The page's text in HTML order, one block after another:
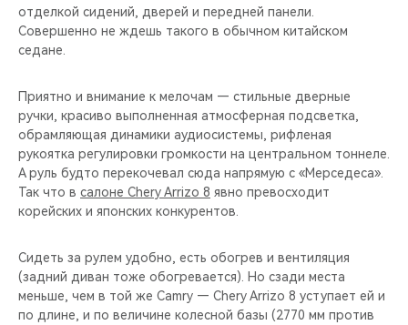
отделкой сидений, дверей и передней панели.
Совершенно не ждешь такого в обычном китайском
седане.
Приятно и внимание к мелочам — стильные дверные
ручки, красиво выполненная атмосферная подсветка,
обрамляющая динамики аудиосистемы, рифленая
рукоятка регулировки громкости на центральном тоннеле.
А руль будто перекочевал сюда напрямую с «Мерседеса».
Так что в салоне Chery Arrizo 8 явно превосходит
корейских и японских конкурентов.
Сидеть за рулем удобно, есть обогрев и вентиляция
(задний диван тоже обогревается). Но сзади места
меньше, чем в той же Camry — Chery Arrizo 8 уступает ей и
по длине, и по величине колесной базы (2770 мм против